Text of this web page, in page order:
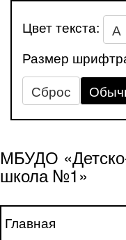
Цвет текста: А
Размер
Сброс
МБУДО
школа №1»
Главная